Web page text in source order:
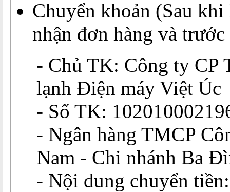
Chuyển khoản (Sau khi
nhận đơn hàng và
- Chủ TK: Công ty CP
lạnh Điện máy Việt Úc
- Số TK:
- Ngân hàng TMCP
Nam - Chi nhánh Ba
- Nội dung chuyển